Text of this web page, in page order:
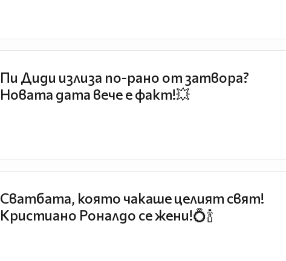
Пи Диди излиза по-рано от затвора?
Новата дата вече е факт!💥
Сватбата, която чакаше целият свят!
Кристиано Роналдо се жени!💍🍾